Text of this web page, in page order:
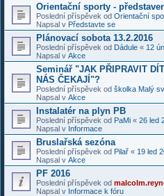
Orientační sporty -
Poslední příspěvek od Orientační
Napsal v Představte se
Plánovací sobota 13.2.2016
Poslední příspěvek od Dádule « 12
Napsal v Akce
Seminář "JAK PŘIPRAVIT
NÁS ČEKAJÍ"?
Poslední příspěvek od školka Malý
Napsal v Akce
Instalatér na plyn PB
Poslední příspěvek od PaMi « 26 led
Napsal v Informace
Bruslařská sezóna
Poslední příspěvek od Pilař « 19 led
Napsal v Akce
PF 2016
Poslední příspěvek od
Napsal v Informace k fóru